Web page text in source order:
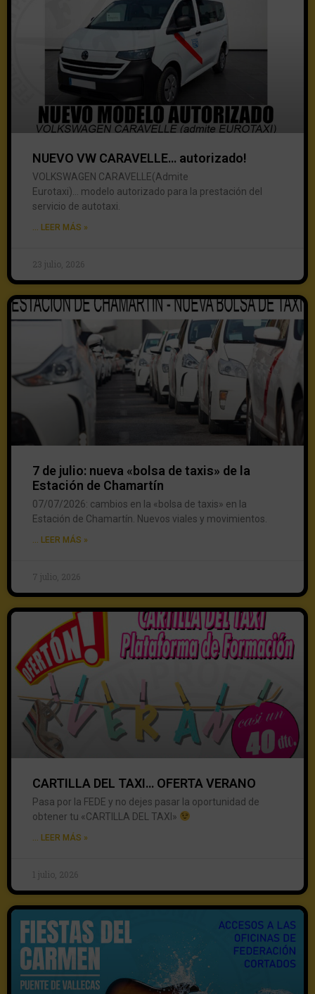
NUEVO VW CARAVELLE… autorizado!
VOLKSWAGEN CARAVELLE(Admite
Eurotaxi)… modelo autorizado para la prestación del
servicio de autotaxi.
... LEER MÁS »
23 julio, 2026
7 de julio: nueva «bolsa de taxis» de la
Estación de Chamartín
07/07/2026: cambios en la «bolsa de taxis» en la
Estación de Chamartín. Nuevos viales y movimientos.
... LEER MÁS »
7 julio, 2026
CARTILLA DEL TAXI… OFERTA VERANO
Pasa por la FEDE y no dejes pasar la oportunidad de
obtener tu «CARTILLA DEL TAXI»
... LEER MÁS »
1 julio, 2026